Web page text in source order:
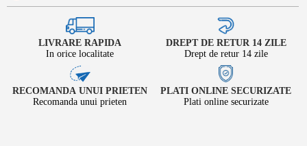
LIVRARE RAPIDA
In orice localitate
DREPT DE RETUR 14 ZILE
Drept de retur 14 zile
RECOMANDA UNUI PRIETEN
Recomanda unui prieten
PLATI ONLINE SECURIZATE
Plati online securizate